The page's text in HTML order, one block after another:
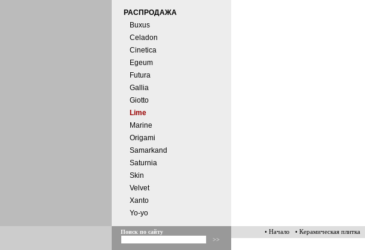
РАСПРОДАЖА
Buxus
Celadon
Cinetica
Egeum
Futura
Gallia
Giotto
Lime
Marine
Origami
Samarkand
Saturnia
Skin
Velvet
Xanto
Yo-yo
Поиск по сайту • Начало • Керамическая плитка